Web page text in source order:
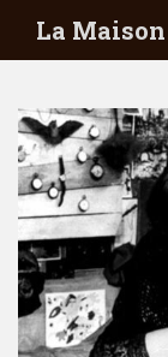
i
La